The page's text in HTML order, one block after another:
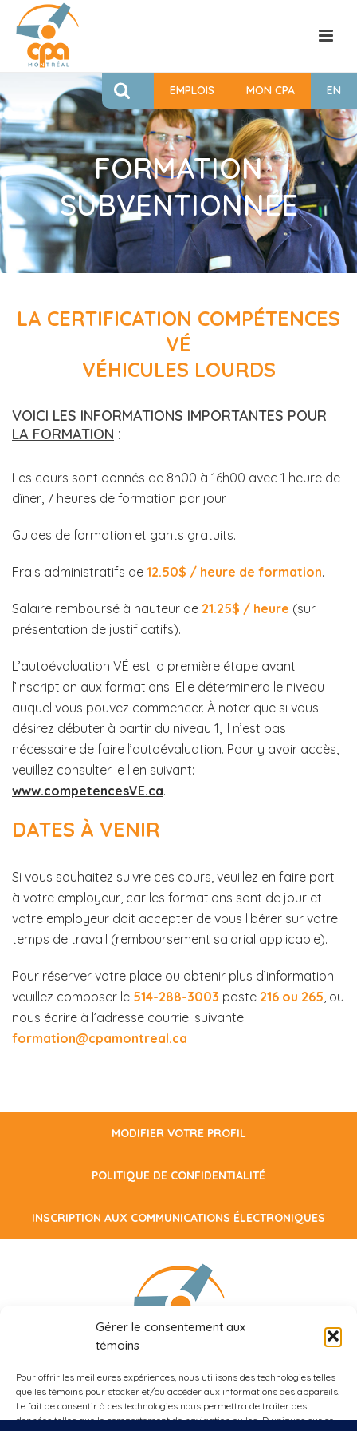
Gérer le consentement aux
témoins
Pour offrir les meilleures expériences, nous utilisons des technologies telles
que les témoins pour stocker et/ou accéder aux informations des appareils.
Le fait de consentir à ces technologies nous permettra de traiter des
données telles que le comportement de navigation ou les ID uniques sur ce
EMPLOIS MON CPA EN
FORMATION
SUBVENTIONNÉE
LA CERTIFICATION COMPÉTENCES
VÉ
VÉHICULES LOURDS
VOICI LES INFORMATIONS IMPORTANTES POUR
LA FORMATION :
Les cours sont donnés de 8h00 à 16h00 avec 1 heure de
dîner, 7 heures de formation par jour.
Guides de formation et gants gratuits.
Frais administratifs de 12.50$ / heure de formation.
Salaire remboursé à hauteur de 21.25$ / heure (sur
présentation de justificatifs).
L’autoévaluation VÉ est la première étape avant
l’inscription aux formations. Elle déterminera le niveau
auquel vous pouvez commencer. À noter que si vous
désirez débuter à partir du niveau 1, il n’est pas
nécessaire de faire l’autoévaluation. Pour y avoir accès,
veuillez consulter le lien suivant:
www.competencesVE.ca.
DATES À VENIR
Si vous souhaitez suivre ces cours, veuillez en faire part
à votre employeur, car les formations sont de jour et
votre employeur doit accepter de vous libérer sur votre
temps de travail (remboursement salarial applicable).
Pour réserver votre place ou obtenir plus d’information
veuillez composer le 514-288-3003 poste 216 ou 265, ou
nous écrire à l’adresse courriel suivante:
formation@cpamontreal.ca
MODIFIER VOTRE PROFIL
POLITIQUE DE CONFIDENTIALITÉ
INSCRIPTION AUX COMMUNICATIONS ÉLECTRONIQUES
509, rue Bélanger
Montréal, Québec, H2S 1G5